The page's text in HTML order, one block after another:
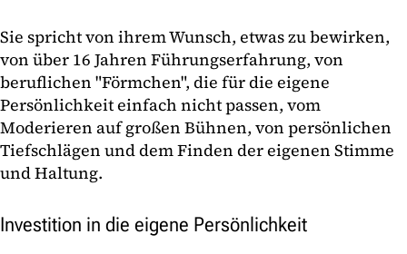
Sie spricht von ihrem Wunsch, etwas zu bewirken,
von über 16 Jahren Führungserfahrung, von
beruflichen "Förmchen", die für die eigene
Persönlichkeit einfach nicht passen, vom
Moderieren auf großen Bühnen, von persönlichen
Tiefschlägen und dem Finden der eigenen Stimme
und Haltung.
Investition in die eigene Persönlichkeit